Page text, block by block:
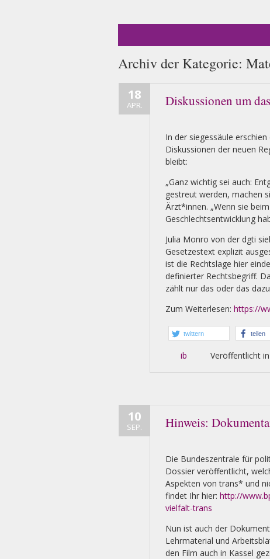
Archiv der Kategorie:
18
APR. Diskussionen um
In der siegessäule
Diskussionen der neuen
bleibt:
„Ganz wichtig sei auch:
gestreut werden, machen
Ärzt*innen. „Wenn sie
Geschlechtsentwicklung
Julia Monro von der dgti
Gesetzestext explizit
ist die Rechtslage hier
definierter Rechtsbegriff.
zählt nur das oder das
Zum Weiterlesen: https://
twittern teilen
ib Veröffentlicht in
10
SEP. Hinweis:
Die Bundeszentrale für
Dossier veröffentlicht,
Aspekten von trans* und
findet Ihr hier: http://
vielfalt-trans
Nun ist auch der
Lehrmaterial und
den Film auch in Kassel